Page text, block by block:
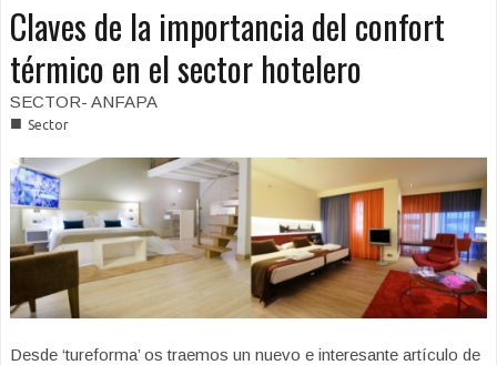
Claves de la importancia del confort
térmico en el sector hotelero
SECTOR- ANFAPA
■ Sector
Desde ‘tureforma’ os traemos un nuevo e interesante artículo de